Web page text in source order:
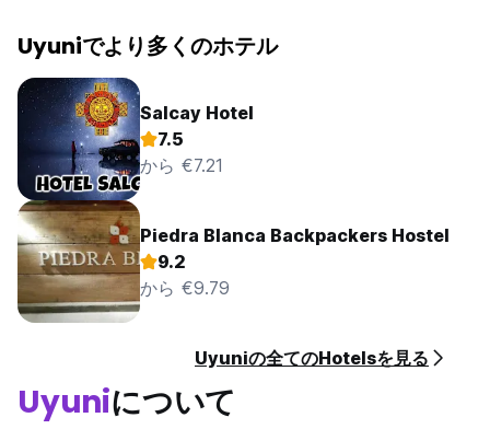
Uyuniでより多くのホテル
Salcay Hotel
7.5
から €7.21
Piedra Blanca Backpackers Hostel
9.2
から €9.79
Uyuniの全てのHotelsを見る
Uyuniについて